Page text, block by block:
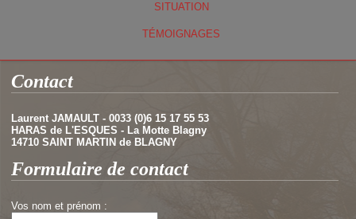
SITUATION
TÉMOIGNAGES
Contact
Laurent JAMAULT - 0033 (0)6 15 17 55 53
HARAS de L'ESQUES - La Motte Blagny
14710 SAINT MARTIN de BLAGNY
Formulaire de contact
Vos nom et prénom :